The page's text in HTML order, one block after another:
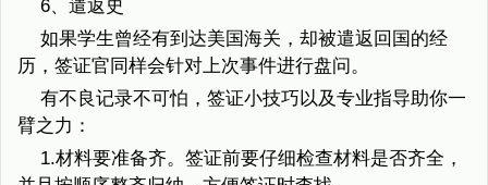
6、遣返史
如果学生曾经有到达美国海关，却被遣返回国的经
历，签证官同样会针对上次事件进行盘问。
有不良记录不可怕，签证小技巧以及专业指导助你一
臂之力：
1.材料要准备齐。签证前要仔细检查材料是否齐全，